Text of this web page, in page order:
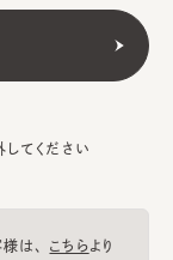
てください
は、 こちらより